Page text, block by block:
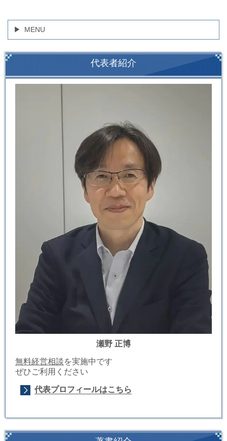
MENU
代表者紹介
瀬野 正博
無料経営相談を実施中です
ぜひご利用ください
代表プロフィールはこちら